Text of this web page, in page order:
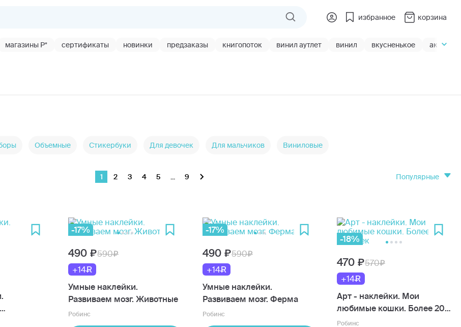
избранное корзина
магазины Р* сертификаты новинки предзаказы книгопоток винил аутлет винил вкусненькое акции
Объемные Стикербуки Для девочек Для мальчиков Виниловые
1 2 3 4 5 9 популярные
-17%
490
590
+14
Умные наклейки.
Развиваем мозг. Животные
Робинс
-17%
490
590
+14
Умные наклейки.
Развиваем мозг. Ферма
Робинс
-18%
470
570
+14
Арт - наклейки. Мои
любимые кошки. Более 200
наклеек
Робинс